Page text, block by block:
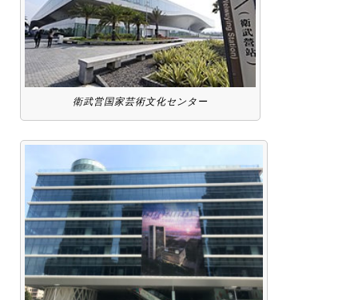
衛武営国家芸術文化センター